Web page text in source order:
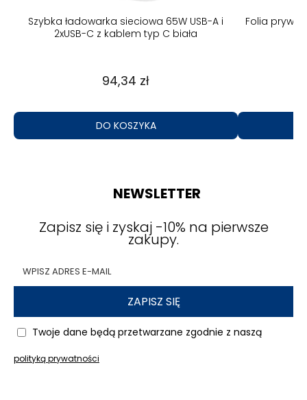
Szybka ładowarka sieciowa 65W USB-A i
2xUSB-C z kablem typ C biała
94,34 zł
DO KOSZYKA
Folia
NEWSLETTER
Zapisz się i zyskaj -10% na pierwsze
zakupy.
ZAPISZ SIĘ
Twoje dane będą przetwarzane zgodnie z naszą
polityką prywatności